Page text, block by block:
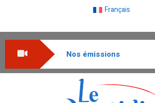
Français
Nos émissions